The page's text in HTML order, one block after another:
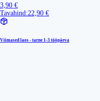
3,90 €
Tavahind:22,90 €
Viimased laos - tarne 1-3 tööpäeva